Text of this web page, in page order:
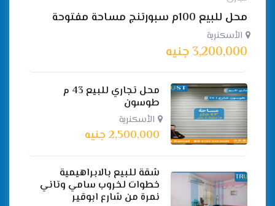
محل للبيع 100م سبورتنج مساحة مفتوحة
الأسكنرية
3,200,000جنيه
محل تجاري للبيع 43 م
طوسون
الأسكنرية
2,500,000 جنيه
شقة للبيع بالابراهيمية
خطوات لخروب سامي وتاني
نمرة من شارع ابوقير